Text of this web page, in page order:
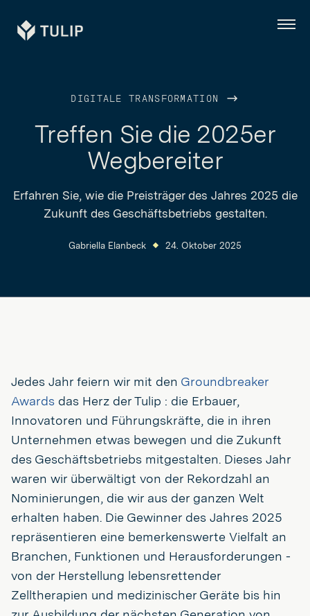
Tulip Menü
DIGITALE TRANSFORMATION
Treffen Sie die 2025er
Wegbereiter
Erfahren Sie, wie die Preisträger des Jahres 2025 die
Zukunft des Geschäftsbetriebs gestalten.
Gabriella Elanbeck 24. Oktober 2025
Jedes Jahr feiern wir mit den Groundbreaker
Awards das Herz der Tulip : die Erbauer,
Innovatoren und Führungskräfte, die in ihren
Unternehmen etwas bewegen und die Zukunft
des Geschäftsbetriebs mitgestalten. Dieses Jahr
waren wir überwältigt von der Rekordzahl an
Nominierungen, die wir aus der ganzen Welt
erhalten haben. Die Gewinner des Jahres 2025
repräsentieren eine bemerkenswerte Vielfalt an
Branchen, Funktionen und Herausforderungen -
von der Herstellung lebensrettender
Zelltherapien und medizinischer Geräte bis hin